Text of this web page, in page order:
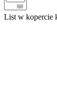
List w kopercie